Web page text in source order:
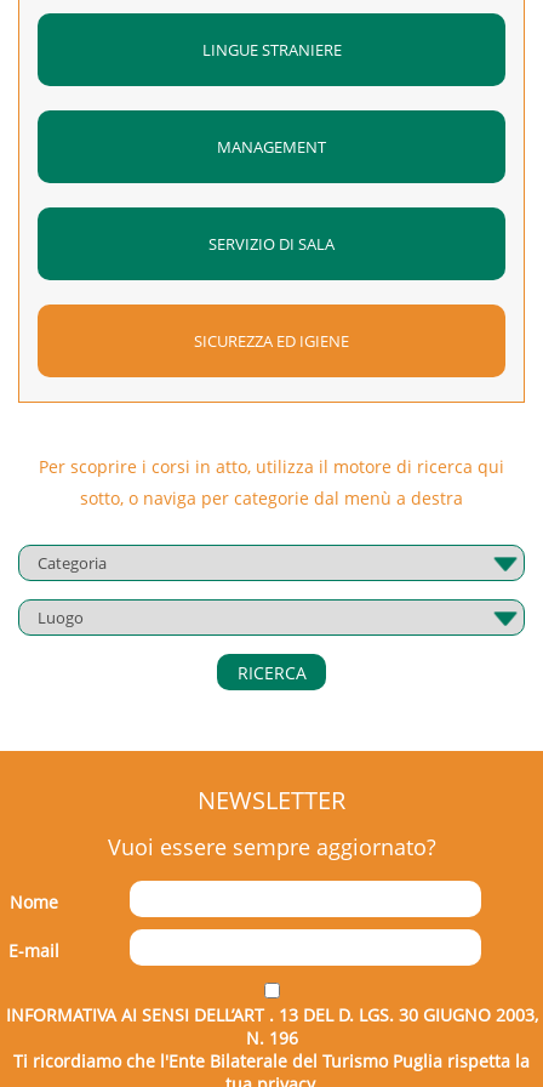
LINGUE STRANIERE
MANAGEMENT
SERVIZIO DI SALA
SICUREZZA ED IGIENE
Per scoprire i corsi in atto, utilizza il motore di ricerca qui
sotto, o naviga per categorie dal menù a destra
RICERCA
NEWSLETTER
Vuoi essere sempre aggiornato?
Nome
E-mail
INFORMATIVA AI SENSI DELL’ART . 13 DEL D. LGS. 30 GIUGNO 2003,
N. 196
Ti ricordiamo che l'Ente Bilaterale del Turismo Puglia rispetta la